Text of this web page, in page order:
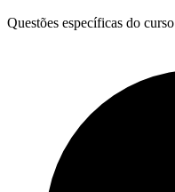
Questões específicas do curso